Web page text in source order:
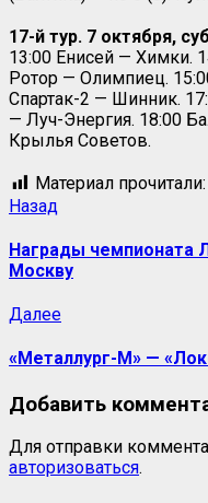
17-й тур. 7 октября,
13:00 Енисей — Химки.
Ротор — Олимпиец.
Спартак-2 — Шинник.
— Луч-Энергия. 18:00
Крылья Советов.
Материал прочитали:
Назад
Награды чемпионата
Москву
Далее
«Металлург-М» —
Добавить
Для отправки
авторизоваться.